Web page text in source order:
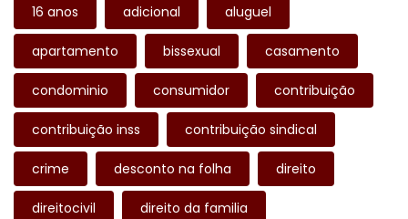
16 anos adicional aluguel
apartamento bissexual casamento
condominio consumidor contribuição
contribuição inss contribuição sindical
crime desconto na folha direito
direitocivil direito da familia